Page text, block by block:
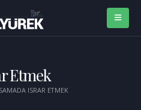
Etmek
ISRAR ETMEK